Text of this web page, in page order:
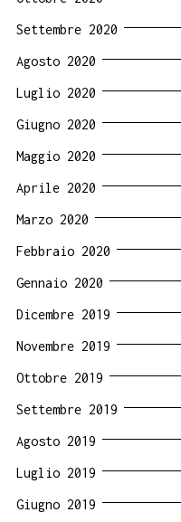
Settembre 2020
Agosto 2020
Luglio 2020
Giugno 2020
Maggio 2020
Aprile 2020
Marzo 2020
Febbraio 2020
Gennaio 2020
Dicembre 2019
Novembre 2019
Ottobre 2019
Settembre 2019
Agosto 2019
Luglio 2019
Giugno 2019